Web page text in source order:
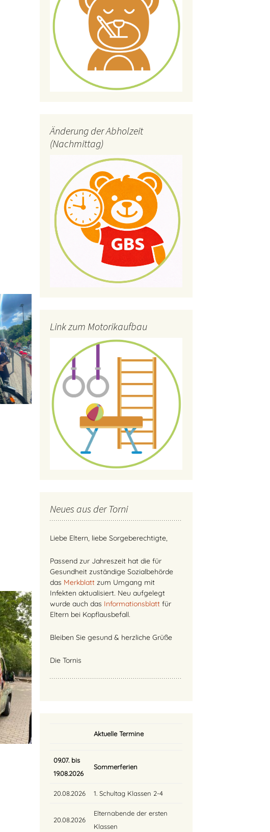
Änderung der Abholzeit
(Nachmittag)
Link zum Motorikaufbau
Neues aus der Torni
Liebe Eltern, liebe Sorgeberechtigte,
Passend zur Jahreszeit hat die für
Gesundheit zuständige Sozialbehörde
das Merkblatt zum Umgang mit
Infekten aktualisiert. Neu aufgelegt
wurde auch das Informationsblatt für
Eltern bei Kopflausbefall.
Bleiben Sie gesund & herzliche Grüße
Die Tornis
Aktuelle Termine
09.07. bis
19.08.2026
Sommerferien
20.08.2026 1. Schultag Klassen 2-4
20.08.2026
Elternabende der ersten
Klassen